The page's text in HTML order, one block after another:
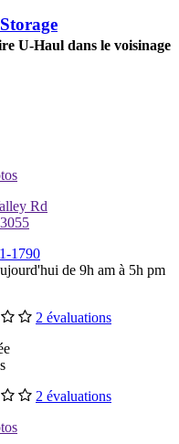
U-Haul dans le voisinage
Rd
1790
de 9h am à 5h pm
2 évaluations
2 évaluations